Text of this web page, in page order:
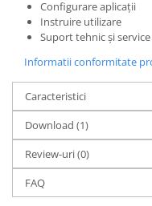
Configurare aplicații
Instruire utilizare
Suport tehnic și
Informatii conformitate
Caracteristici
Download (1)
Review-uri(0)
FAQ